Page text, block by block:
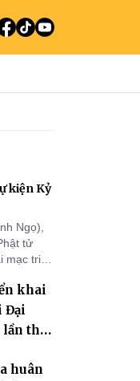
kiện Kỷ
Ngọ),
tử
mạc triển
khai
Đại
lần thứ
huân